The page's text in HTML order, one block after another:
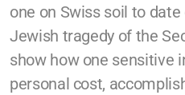
one on Swiss soil to
Jewish tragedy of the
show how one sensitive
personal cost,